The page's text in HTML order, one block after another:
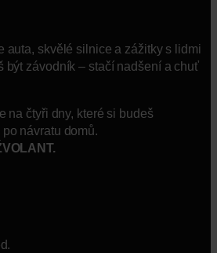
auta, skvělé silnice a zážitky s lidmi
být závodník – stačí nadšení a chuť
na čtyři dny, které si budeš
návratu domů.